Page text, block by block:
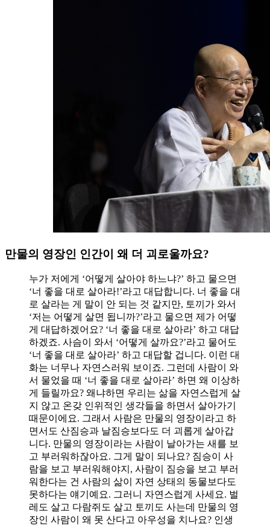
만물의 영장인 인간이 왜 더 괴로울까요?
누가 저에게 ‘어떻게 살아야 하느냐?’ 하고 물으면
‘너 좋을 대로 살아라!’라고 대답합니다. 너 좋을 대
로 살라는 게 말이 안 되는 것 같지만, 토끼가 와서
‘저는 어떻게 살면 됩니까?’라고 물으면 제가 어떻
게 대답하겠어요? ‘너 좋을 대로 살아라’ 하고 대답
하겠죠. 사슴이 와서 ‘어떻게 살까요?’라고 물어도
‘너 좋을 대로 살아라’ 하고 대답할 겁니다. 이런 대
화는 너무나 자연스러워 보이죠. 그런데 사람이 와
서 물었을 때 ‘너 좋을 대로 살아라’ 하면 왜 이상하
게 들릴까요? 왜냐하면 우리는 삶을 자연스럽게 살
지 않고 온갖 인위적인 생각들을 하면서 살아가기
때문이에요. 그래서 사람은 만물의 영장이라고 하
면서도 산짐승과 날짐승보다도 더 괴롭게 살아갑
니다. 만물의 영장이라는 사람이 날아가는 새를 보
고 부러워하잖아요. 그게 말이 되나요? 짐승이 사
람을 보고 부러워해야지, 사람이 짐승을 보고 부러
워한다는 건 사람의 삶이 자연 상태의 동물보다도
못하다는 얘기예요. 그러니 자연스럽게 사세요. 벌
레도 살고 다람쥐도 살고 토끼도 사는데 만물의 영
장인 사람이 왜 못 산다고 아우성을 치나요? 인생